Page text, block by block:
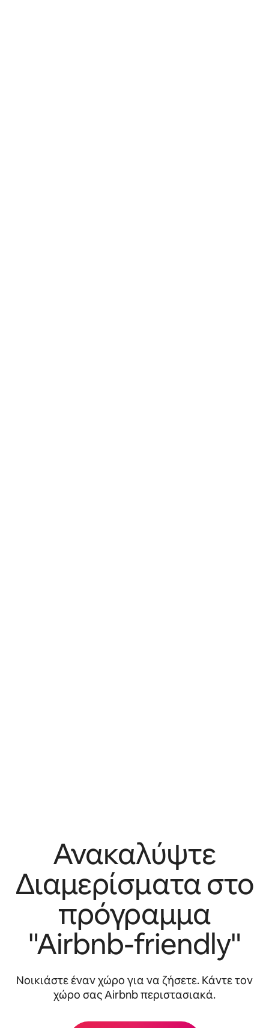
Ανακαλύψτε
Διαμερίσματα στο
πρόγραμμα
"Airbnb-friendly"
Νοικιάστε έναν χώρο για να ζήσετε. Κάντε τον
χώρο σας Airbnb περιστασιακά.